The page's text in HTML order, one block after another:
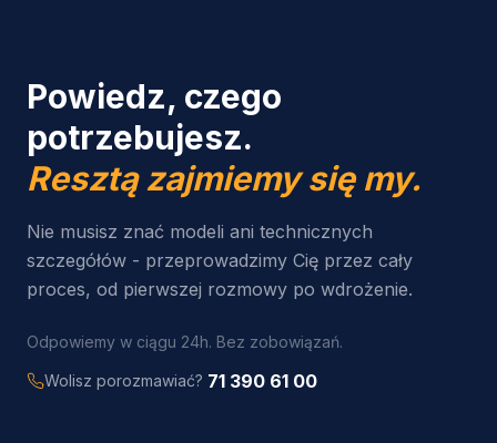
Powiedz, czego
potrzebujesz.
Resztą zajmiemy się my.
Nie musisz znać modeli ani technicznych
szczegółów - przeprowadzimy Cię przez cały
proces, od pierwszej rozmowy po wdrożenie.
Odpowiemy w ciągu 24h. Bez zobowiązań.
Wolisz porozmawiać? 71 390 61 00